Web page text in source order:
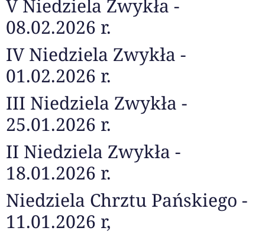
V Niedziela Zwykła -
08.02.2026 r.
IV Niedziela Zwykła -
01.02.2026 r.
III Niedziela Zwykła -
25.01.2026 r.
II Niedziela Zwykła -
18.01.2026 r.
Niedziela Chrztu Pańskiego -
11.01.2026 r,